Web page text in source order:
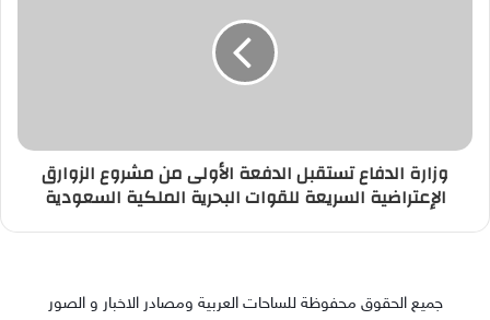
وزارة الدفاع تستقبل الدفعة الأولى من مشروع الزوارق
الإعتراضية السريعة للقوات البحرية الملكية السعودية
جميع الحقوق محفوظة للساحات العربية ومصادر الاخبار و الصور